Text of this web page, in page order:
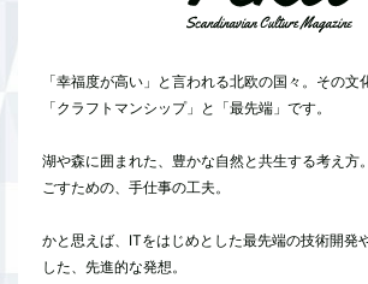
「幸福度が高い」と言われる北欧の国々。その文
「クラフトマンシップ」と「最先端」です。
湖や森に囲まれた、豊かな自然と共生する考え方
ごすための、手仕事の工夫。
かと思えば、ITをはじめとした最先端の技術開発
した、先進的な発想。